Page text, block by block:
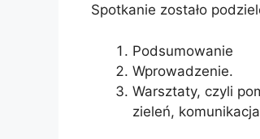
Spotkanie zostało
Podsumowanie
Wprowadzenie.
Warsztaty, czyli
zieleń,